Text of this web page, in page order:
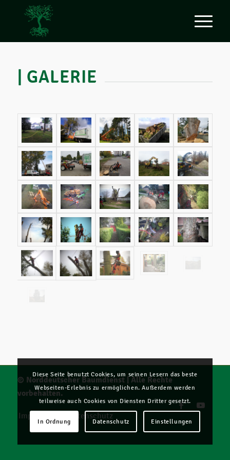
| GALERIE
© Norddeutscher Baumdienst | Alle Rechte
vorbehalten.
Impressum Datenschutz
Diese Seite benutzt Cookies, um seinen Lesern das beste
Webseiten-Erlebnis zu ermöglichen. Außerdem werden
teilweise auch Cookies von Diensten Dritter gesetzt.
In Ordnung Datenschutz Einstellungen